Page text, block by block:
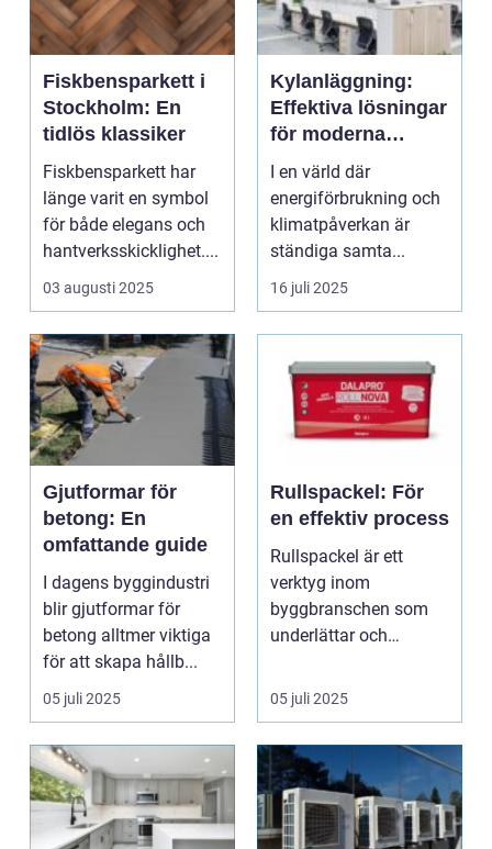
Fiskbensparkett i
Stockholm: En
tidlös klassiker
Fiskbensparkett har
länge varit en symbol
för både elegans och
hantverksskicklighet....
03 augusti 2025
Kylanläggning:
Effektiva lösningar
för moderna
fastigheter
I en värld där
energiförbrukning och
klimatpåverkan är
ständiga samta...
16 juli 2025
Gjutformar för
betong: En
omfattande guide
I dagens byggindustri
blir gjutformar för
betong alltmer viktiga
för att skapa hållb...
05 juli 2025
Rullspackel: För
en effektiv process
Rullspackel är ett
verktyg inom
byggbranschen som
underlättar och
processen...
05 juli 2025